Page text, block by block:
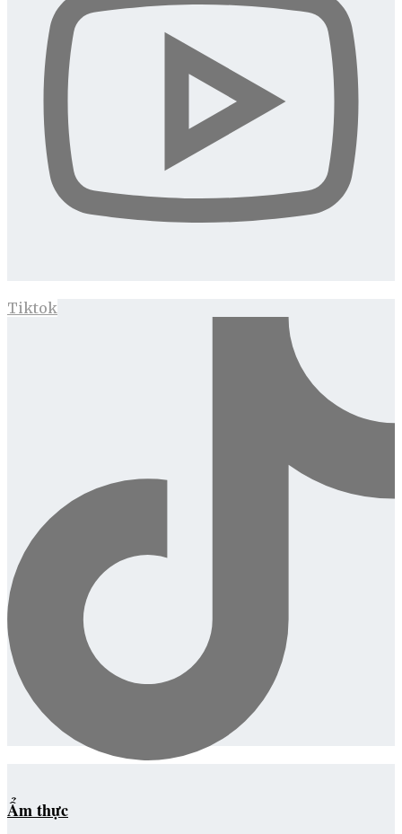
Tiktok
Ẩm thực